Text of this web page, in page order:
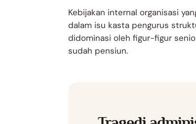
Kebijakan internal organisasi
dalam isu kasta pengurus
didominasi oleh figur-figur
sudah pensiun.